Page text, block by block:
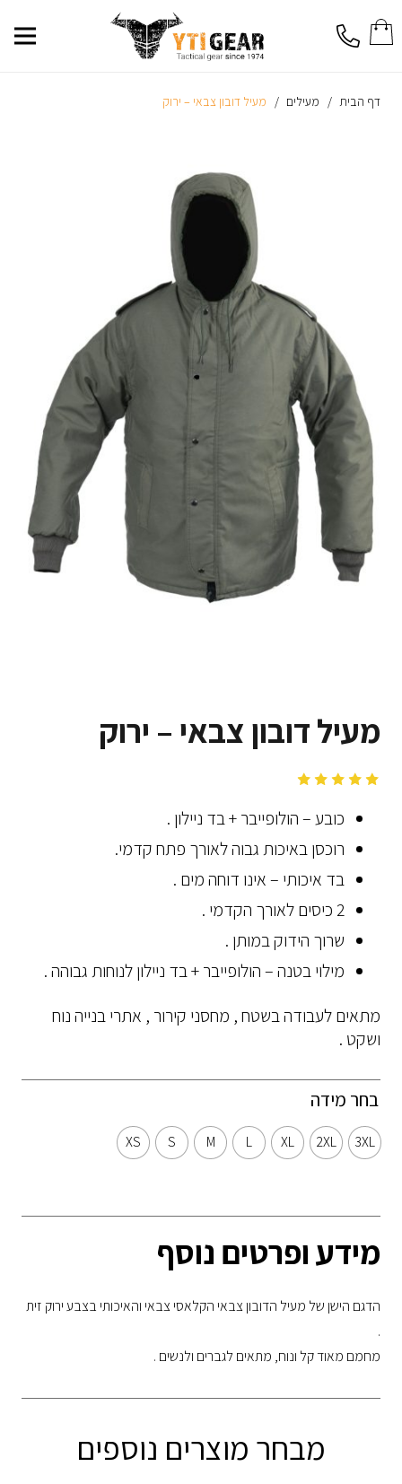
דף הבית / מעילים / מעיל דובון צבאי – ירוק
מעיל דובון צבאי – ירוק
כובע – הולופייבר + בד ניילון .
רוכסן באיכות גבוה לאורך פתח קדמי.
בד איכותי – אינו דוחה מים .
2 כיסים לאורך הקדמי .
שרוך הידוק במותן .
מילוי בטנה – הולופייבר + בד ניילון לנוחות גבוהה .
מתאים לעבודה בשטח , מחסני קירור , אתרי בנייה נוח
ושקט .
בחר מידה
3XL
2XL
XL
L
M
S
XS
מידע ופרטים נוסף
הדגם הישן של מעיל הדובון צבאי הקלאסי צבאי והאיכותי בצבע ירוק זית
.
מחמם מאוד קל ונוח, מתאים לגברים ולנשים .
מבחר מוצרים נוספים